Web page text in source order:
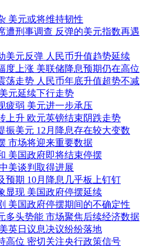
美元或将维持韧性
遭刑事调查 反弹的美元指数再遇
美元反弹 人民币升值趋势延续
度上涨 美联储降息预期仍在高位
荡走势 人民币年底升值超势不减
元延续下行走势
疲弱 美元进一步承压
上升 欧元英镑结束阴跌走势
振美元 12月降息存在较大变数
市场将迎来重要数据
美国政府即将结束停摆
美谈判取得进展
预期 10月降息几乎板上钉钉
显现 美国政府停摆延续
美国政府停摆期间的不确定性
多头势能 市场聚焦后续经济数据
英日议息决议纷纷落地
高位 密切关注央行政策信号